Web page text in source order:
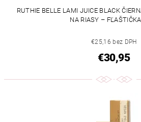
RUTHIE BELLE LAMI JUICE BLACK
NA RIASY –
€25,16 bez DPH
€30,95